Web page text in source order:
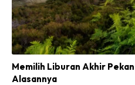
Memilih Liburan Akhir
Alasannya